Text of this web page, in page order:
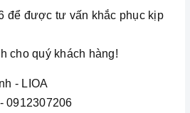
để được tư vấn khắc phục kịp
cho quý khách hàng!
- LIOA
0912307206